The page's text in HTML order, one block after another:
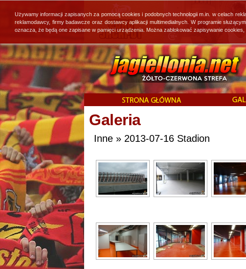
Galeria
Inne » 2013-07-16 Stadion
Używamy informacji zapisanych za pomocą cookies i podobnych technologii m.in. w celach
reklamodawcy, firmy badawcze oraz dostawcy aplikacji multimedialnych. W programie
oznacza, że będą one zapisane w pamięci urządzenia. Można zablokować zapisywanie cookies,